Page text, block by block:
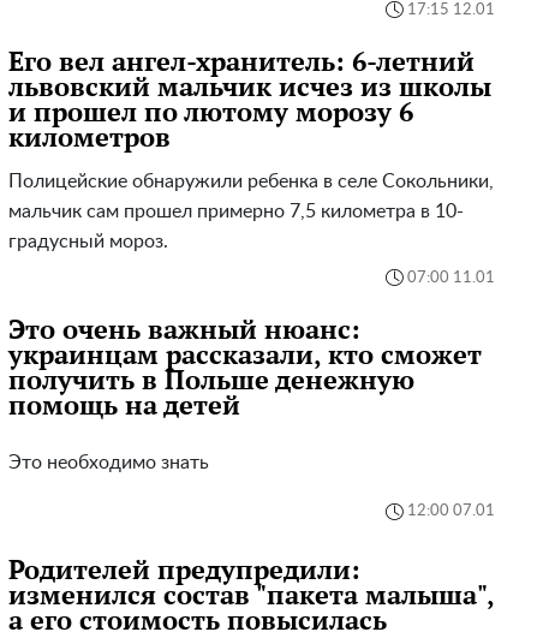
17:15 12.01
Его вел ангел-хранитель: 6-летний
львовский мальчик исчез из школы
и прошел по лютому морозу 6
километров
Полицейские обнаружили ребенка в селе Сокольники,
мальчик сам прошел примерно 7,5 километра в 10-
градусный мороз.
07:00 11.01
Это очень важный нюанс:
украинцам рассказали, кто сможет
получить в Польше денежную
помощь на детей
Это необходимо знать
12:00 07.01
Родителей предупредили:
изменился состав "пакета малыша",
а его стоимость повысилась